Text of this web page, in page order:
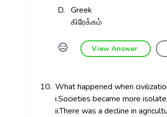
D.
Greek
கிரேக்கம்
😑 View Answer
10. What happened when
i.Societies became more
ii.There was a decline in